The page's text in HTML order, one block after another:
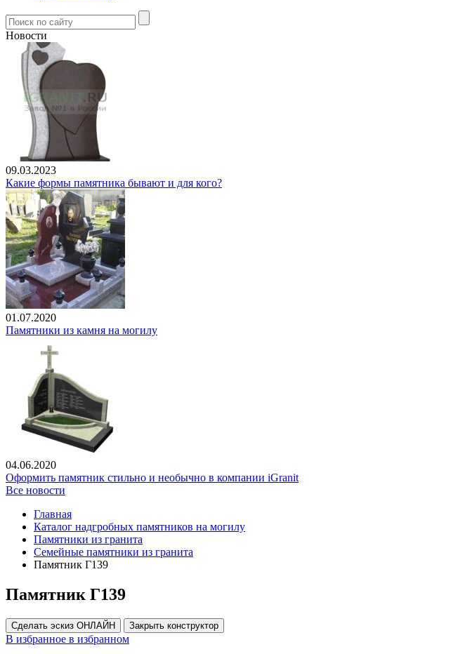
Новости
09.03.2023
Какие формы памятника бывают и для кого?
01.07.2020
Памятники из камня на могилу
04.06.2020
Оформить памятник стильно и необычно в компании iGranit
Все новости
Главная
Каталог надгробных памятников на могилу
Памятники из гранита
Семейные памятники из гранита
Памятник Г139
Памятник Г139
Сделать эскиз ОНЛАЙН Закрыть конструктор
В избранное в избранном